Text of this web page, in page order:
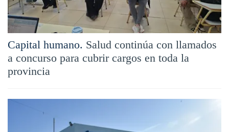
Capital humano. Salud continúa con llamados
a concurso para cubrir cargos en toda la
provincia